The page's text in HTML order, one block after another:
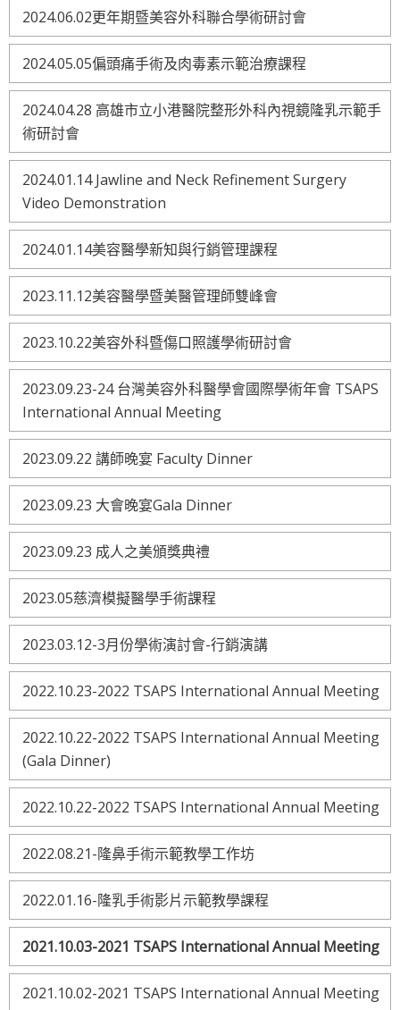
2024.06.02更年期暨美容外科聯合學術研討會
2024.05.05偏頭痛手術及肉毒素示範治療課程
2024.04.28 高雄市立小港醫院整形外科內視鏡隆乳示範手
術研討會
2024.01.14 Jawline and Neck Refinement Surgery
Video Demonstration
2024.01.14美容醫學新知與行銷管理課程
2023.11.12美容醫學暨美醫管理師雙峰會
2023.10.22美容外科暨傷口照護學術研討會
2023.09.23-24 台灣美容外科醫學會國際學術年會 TSAPS
International Annual Meeting
2023.09.22 講師晚宴 Faculty Dinner
2023.09.23 大會晚宴Gala Dinner
2023.09.23 成人之美頒獎典禮
2023.05慈濟模擬醫學手術課程
2023.03.12-3月份學術演討會-行銷演講
2022.10.23-2022 TSAPS International Annual Meeting
2022.10.22-2022 TSAPS International Annual Meeting
(Gala Dinner)
2022.10.22-2022 TSAPS International Annual Meeting
2022.08.21-隆鼻手術示範教學工作坊
2022.01.16-隆乳手術影片示範教學課程
2021.10.03-2021 TSAPS International Annual Meeting
2021.10.02-2021 TSAPS International Annual Meeting